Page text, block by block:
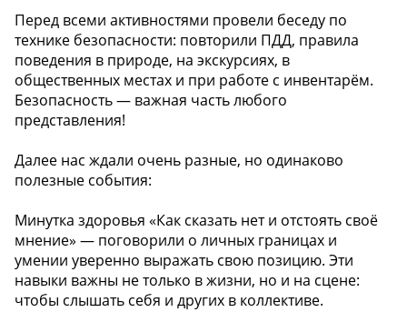
Перед всеми активностями провели беседу по
технике безопасности: повторили ПДД, правила
поведения в природе, на экскурсиях, в
общественных местах и при работе с инвентарём.
Безопасность — важная часть любого
представления!
Далее нас ждали очень разные, но одинаково
полезные события:
Минутка здоровья «Как сказать нет и отстоять своё
мнение» — поговорили о личных границах и
умении уверенно выражать свою позицию. Эти
навыки важны не только в жизни, но и на сцене:
чтобы слышать себя и других в коллективе.